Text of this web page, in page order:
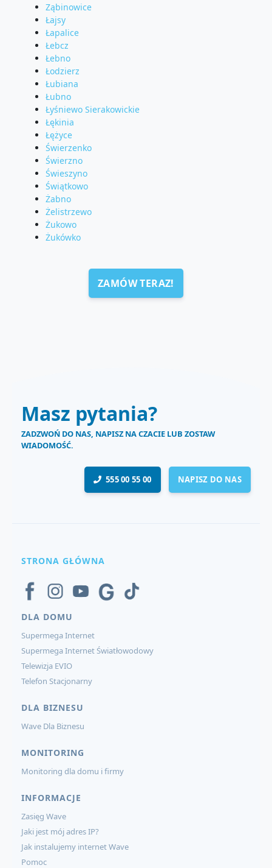
Ząbinowice
Łajsy
Łapalice
Łebcz
Łebno
Łodzierz
Łubiana
Łubno
Łyśniewo Sierakowickie
Łękinia
Łężyce
Świerzenko
Świerzno
Świeszyno
Świątkowo
Żabno
Żelistrzewo
Żukowo
Żukówko
ZAMÓW TERAZ!
Masz pytania?
ZADZWOŃ DO NAS, NAPISZ NA CZACIE LUB ZOSTAW
WIADOMOŚĆ.
555 00 55 00 NAPISZ DO NAS
STRONA GŁÓWNA
DLA DOMU
Supermega Internet
Supermega Internet Światłowodowy
Telewizja EVIO
Telefon Stacjonarny
DLA BIZNESU
Wave Dla Biznesu
MONITORING
Monitoring dla domu i firmy
INFORMACJE
Zasięg Wave
Jaki jest mój adres IP?
Jak instalujemy internet Wave
Pomoc